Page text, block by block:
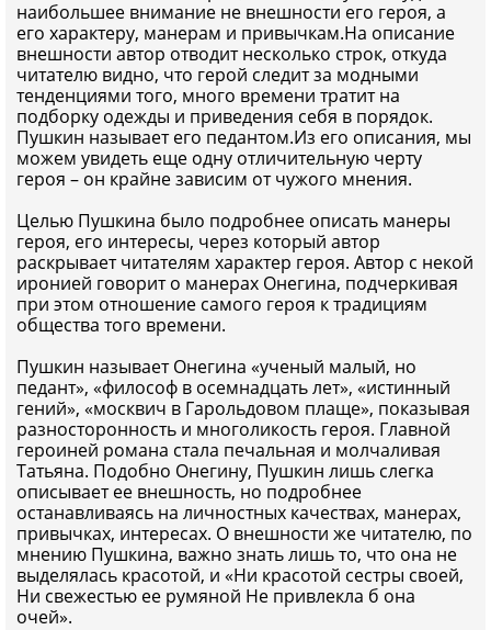
наибольшее внимание не внешности его героя, а
его характеру, манерам и привычкам.На описание
внешности автор отводит несколько строк, откуда
читателю видно, что герой следит за модными
тенденциями того, много времени тратит на
подборку одежды и приведения себя в порядок.
Пушкин называет его педантом.Из его описания, мы
можем увидеть еще одну отличительную черту
героя – он крайне зависим от чужого мнения.
Целью Пушкина было подробнее описать манеры
героя, его интересы, через который автор
раскрывает читателям характер героя. Автор с некой
иронией говорит о манерах Онегина, подчеркивая
при этом отношение самого героя к традициям
общества того времени.
Пушкин называет Онегина «ученый малый, но
педант», «философ в осемнадцать лет», «истинный
гений», «москвич в Гарольдовом плаще», показывая
разносторонность и многоликость героя. Главной
героиней романа стала печальная и молчаливая
Татьяна. Подобно Онегину, Пушкин лишь слегка
описывает ее внешность, но подробнее
останавливаясь на личностных качествах, манерах,
привычках, интересах. О внешности же читателю, по
мнению Пушкина, важно знать лишь то, что она не
выделялась красотой, и «Ни красотой сестры своей,
Ни свежестью ее румяной Не привлекла б она
очей».